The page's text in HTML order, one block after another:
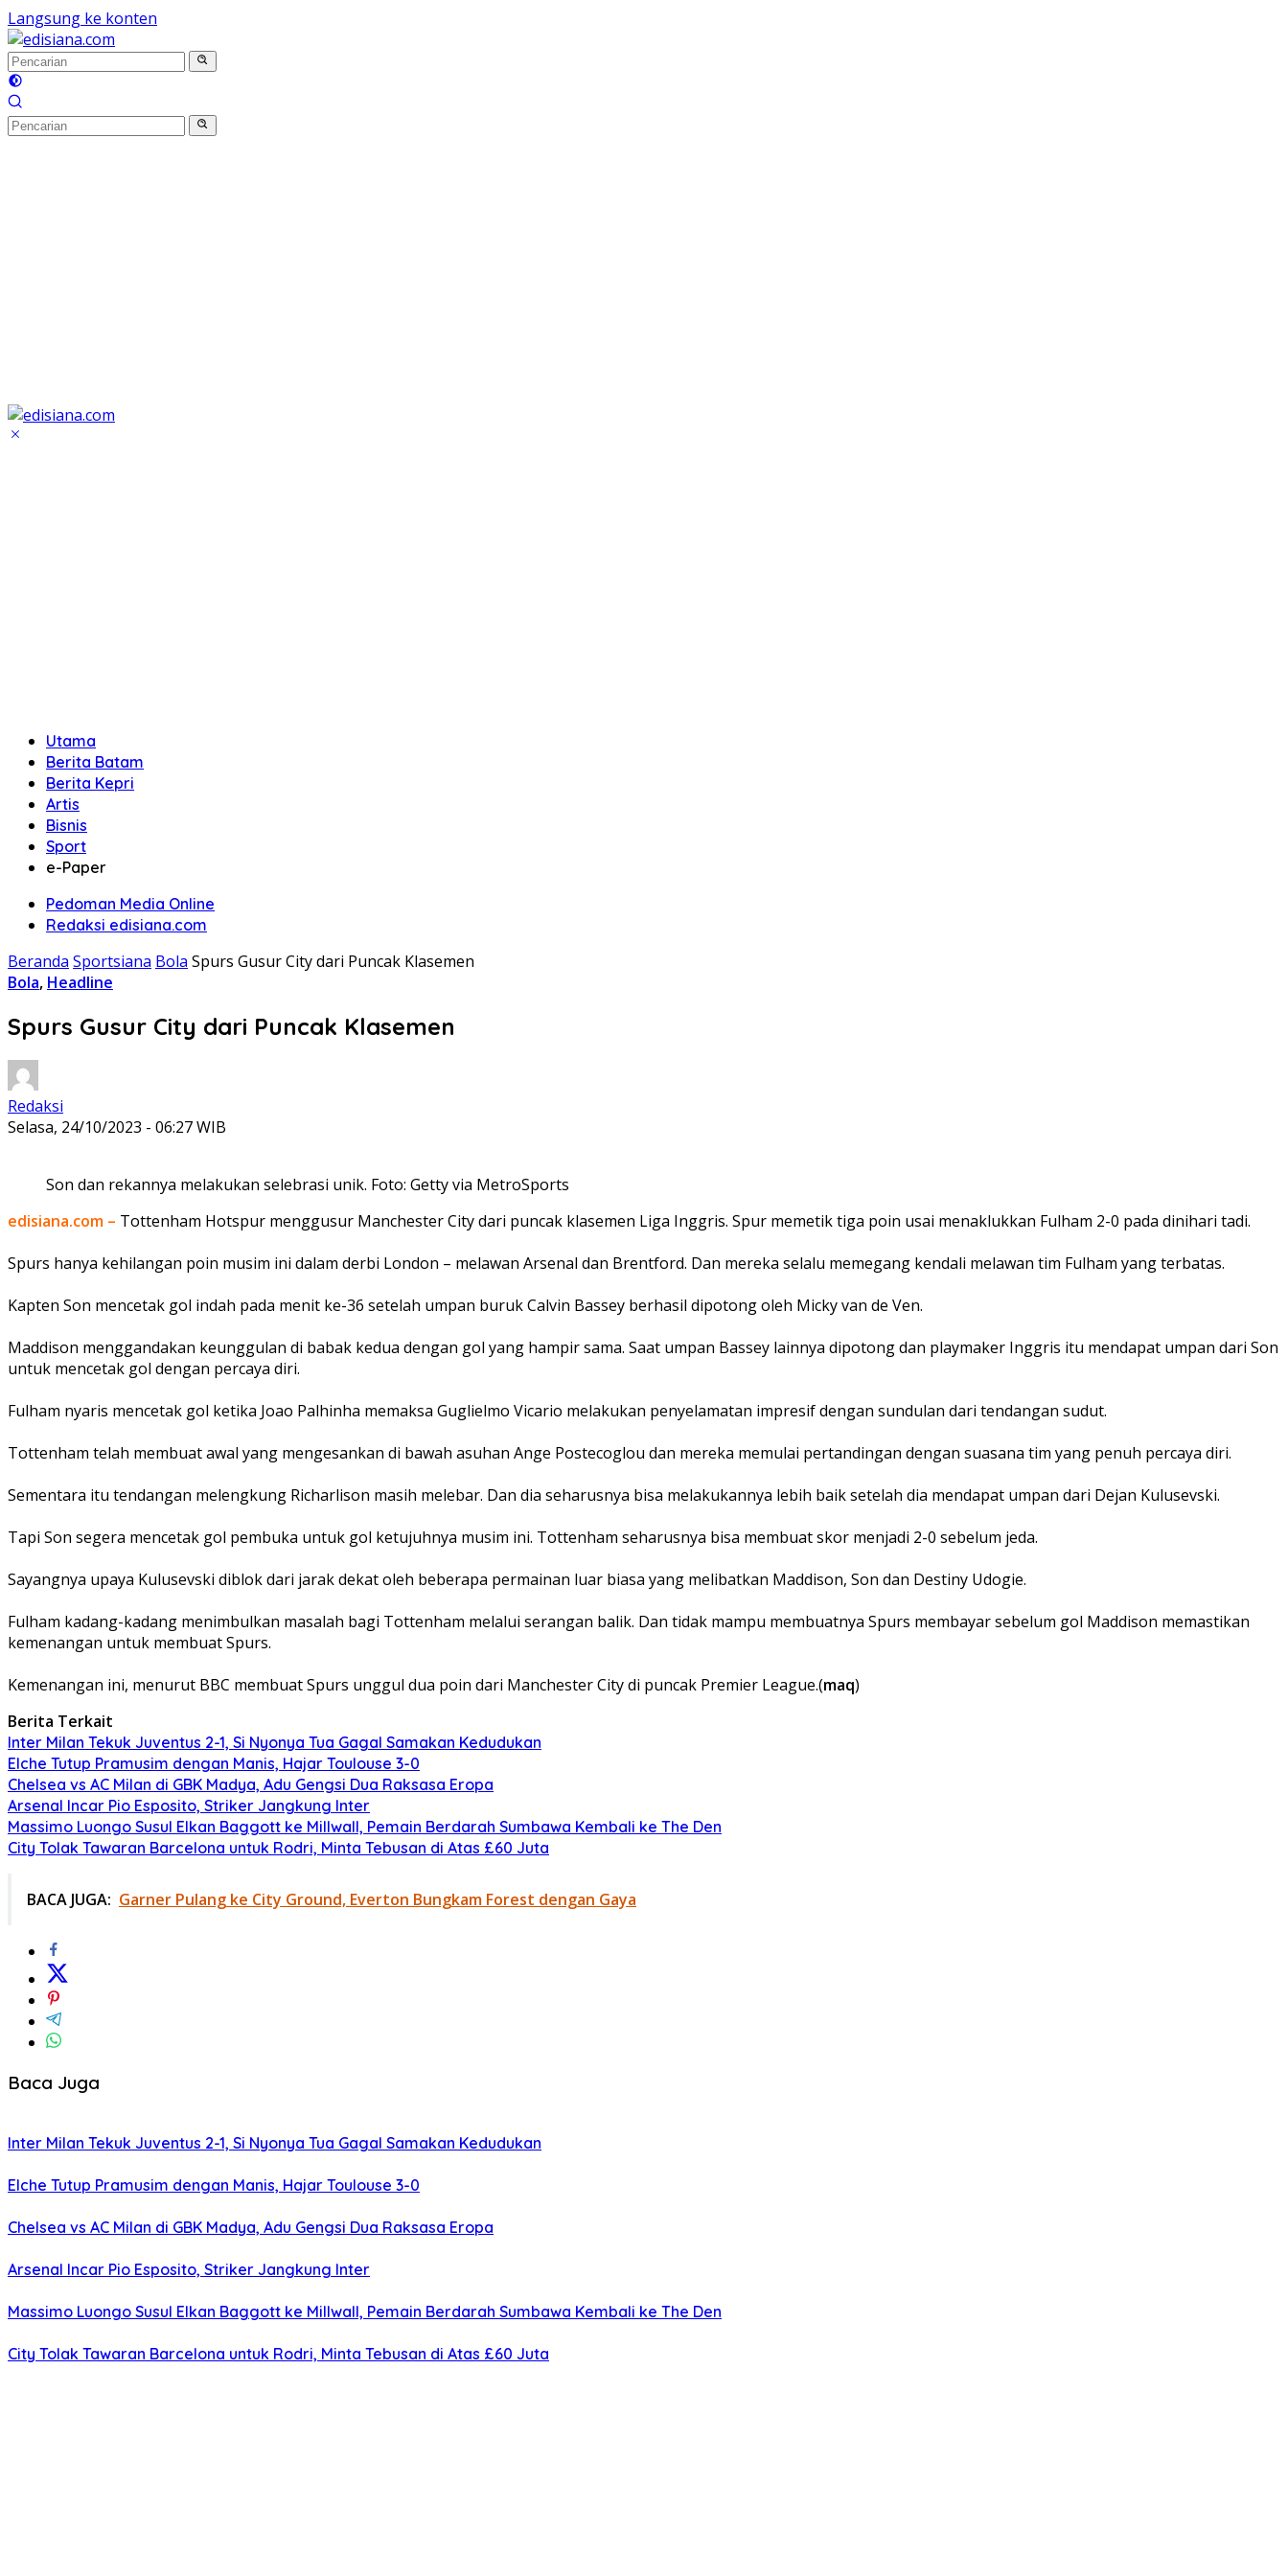
Langsung ke konten
Utama
Berita Batam
Berita Kepri
Artis
Bisnis
Sport
e-Paper
Pedoman Media Online
Redaksi edisiana.com
Beranda Sportsiana Bola Spurs Gusur City dari Puncak Klasemen
Bola, Headline
Spurs Gusur City dari Puncak Klasemen
Redaksi
Selasa, 24/10/2023 - 06:27 WIB
Son dan rekannya melakukan selebrasi unik. Foto: Getty via MetroSports
edisiana.com – Tottenham Hotspur menggusur Manchester City dari puncak klasemen Liga Inggris. Spur memetik tiga poin usai menaklukkan Fulham 2-0 pada dinihari tadi.
Spurs hanya kehilangan poin musim ini dalam derbi London – melawan Arsenal dan Brentford. Dan mereka selalu memegang kendali melawan tim Fulham yang terbatas.
Kapten Son mencetak gol indah pada menit ke-36 setelah umpan buruk Calvin Bassey berhasil dipotong oleh Micky van de Ven.
Maddison menggandakan keunggulan di babak kedua dengan gol yang hampir sama. Saat umpan Bassey lainnya dipotong dan playmaker Inggris itu mendapat umpan dari Son
untuk mencetak gol dengan percaya diri.
Fulham nyaris mencetak gol ketika Joao Palhinha memaksa Guglielmo Vicario melakukan penyelamatan impresif dengan sundulan dari tendangan sudut.
Tottenham telah membuat awal yang mengesankan di bawah asuhan Ange Postecoglou dan mereka memulai pertandingan dengan suasana tim yang penuh percaya diri.
Sementara itu tendangan melengkung Richarlison masih melebar. Dan dia seharusnya bisa melakukannya lebih baik setelah dia mendapat umpan dari Dejan Kulusevski.
Tapi Son segera mencetak gol pembuka untuk gol ketujuhnya musim ini. Tottenham seharusnya bisa membuat skor menjadi 2-0 sebelum jeda.
Sayangnya upaya Kulusevski diblok dari jarak dekat oleh beberapa permainan luar biasa yang melibatkan Maddison, Son dan Destiny Udogie.
Fulham kadang-kadang menimbulkan masalah bagi Tottenham melalui serangan balik. Dan tidak mampu membuatnya Spurs membayar sebelum gol Maddison memastikan
kemenangan untuk membuat Spurs.
Kemenangan ini, menurut BBC membuat Spurs unggul dua poin dari Manchester City di puncak Premier League.(maq)
Berita Terkait
Inter Milan Tekuk Juventus 2-1, Si Nyonya Tua Gagal Samakan Kedudukan
Elche Tutup Pramusim dengan Manis, Hajar Toulouse 3-0
Chelsea vs AC Milan di GBK Madya, Adu Gengsi Dua Raksasa Eropa
Arsenal Incar Pio Esposito, Striker Jangkung Inter
Massimo Luongo Susul Elkan Baggott ke Millwall, Pemain Berdarah Sumbawa Kembali ke The Den
City Tolak Tawaran Barcelona untuk Rodri, Minta Tebusan di Atas £60 Juta
BACA JUGA: Garner Pulang ke City Ground, Everton Bungkam Forest dengan Gaya
Baca Juga
Inter Milan Tekuk Juventus 2-1, Si Nyonya Tua Gagal Samakan Kedudukan
Elche Tutup Pramusim dengan Manis, Hajar Toulouse 3-0
Chelsea vs AC Milan di GBK Madya, Adu Gengsi Dua Raksasa Eropa
Arsenal Incar Pio Esposito, Striker Jangkung Inter
Massimo Luongo Susul Elkan Baggott ke Millwall, Pemain Berdarah Sumbawa Kembali ke The Den
City Tolak Tawaran Barcelona untuk Rodri, Minta Tebusan di Atas £60 Juta